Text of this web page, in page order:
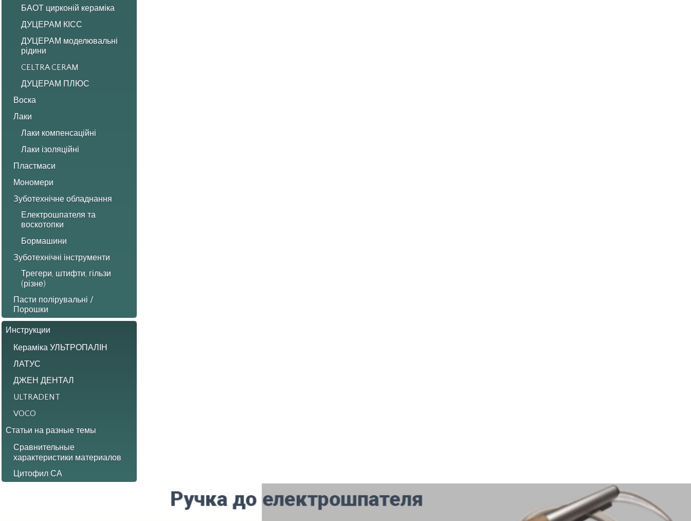
БАОТ цирконій кераміка
ДУЦЕРАМ КІСС
ДУЦЕРАМ моделювальні
рідини
CELTRA CERAM
ДУЦЕРАМ ПЛЮС
Воска
Лаки
Лаки компенсаційні
Лаки ізоляційні
Пластмаси
Мономери
Зуботехнічне обладнання
Електрошпателя та
воскотопки
Бормашини
Зуботехнічні інструменти
Трегери, штифти, гільзи
(різне)
Пасти полірувальні /
Порошки
Инструкции
Кераміка УЛЬТРОПАЛІН
ЛАТУС
ДЖЕН ДЕНТАЛ
ULTRADENT
VOCO
Статьи на разные темы
Сравнительные
характеристики материалов
Цитофил СА